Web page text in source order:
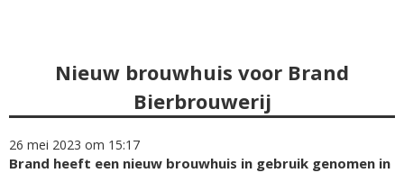
Nieuw brouwhuis voor Brand
Bierbrouwerij
26 mei 2023 om 15:17
Brand heeft een nieuw brouwhuis in gebruik genomen in